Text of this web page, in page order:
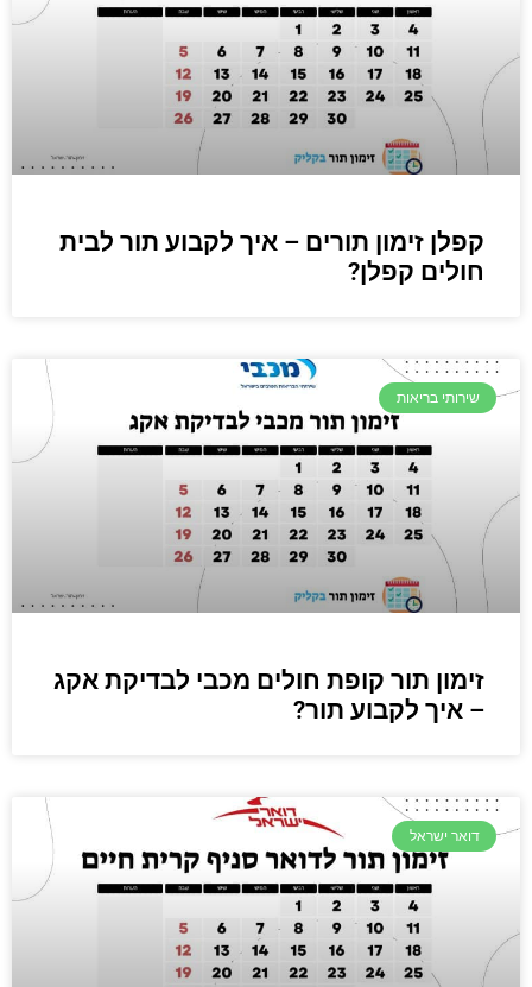
קפלן זימון תורים – איך לקבוע תור לבית
חולים קפלן?
שירותי בריאות
זימון תור קופת חולים מכבי לבדיקת אקג
– איך לקבוע תור?
דואר ישראל